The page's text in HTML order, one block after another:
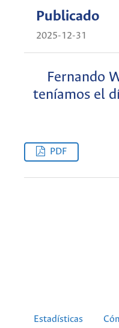
Publicado
2025-12-31
Fernando
teníamos el
PDF
Estadísticas